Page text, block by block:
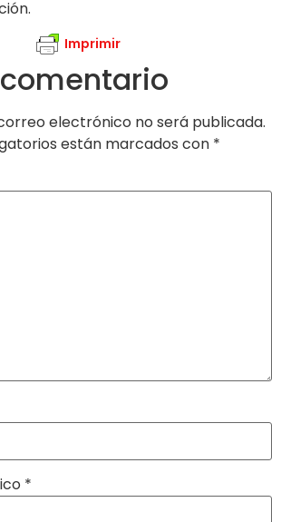
Imprimir
electrónico no será publicada.
están marcados con *
*